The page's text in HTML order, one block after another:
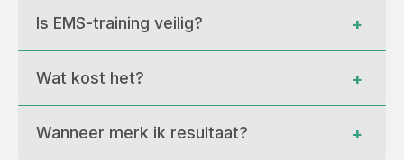
Is EMS-training veilig? +
Wat kost het? +
Wanneer merk ik resultaat? +